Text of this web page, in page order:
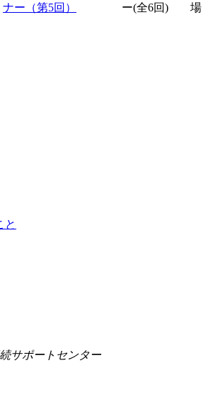
ナー（第5回）
ー(全6回)
場
と